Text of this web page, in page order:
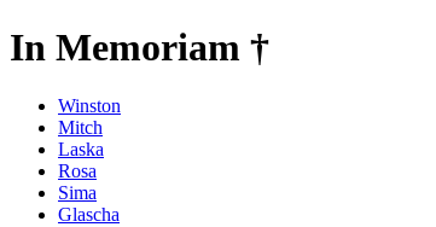
In Memoriam †
Winston
Mitch
Laska
Rosa
Sima
Glascha